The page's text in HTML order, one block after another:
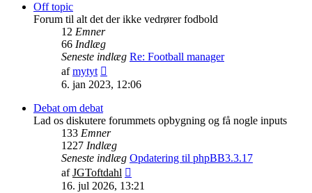
Off topic
Forum til alt det der ikke vedrører fodbold
12 Emner
66 Indlæg
Seneste indlæg Re: Football manager
afmytyt
det
6. jan 2023, 12:06
Debat om debat
Lad os diskutere forummets opbygning og få nogle inputs
133 Emner
1227 Indlæg
Seneste indlæg Opdatering til phpBB3.3.17
afJGToftdahl
det
16. jul 2026, 13:21